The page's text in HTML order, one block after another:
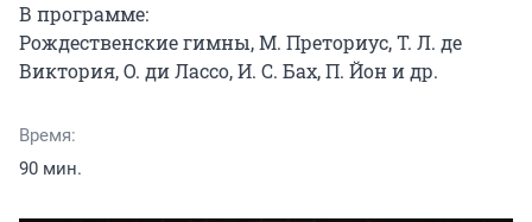
В программе:
Рождественские гимны, М. Преториус, Т. Л. де
Виктория, О. ди Лассо, И. С. Бах, П. Йон и др.
Время:
90 мин.